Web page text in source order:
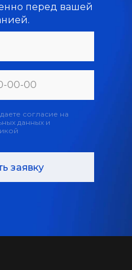
перед вашей
согласие на
данных и
заявку